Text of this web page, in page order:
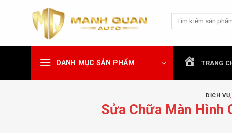
dung
Tìm
DANH MỤC SẢN PHẨM TRANG
DỊCH VỤ,
Sửa Chữa Màn Hình